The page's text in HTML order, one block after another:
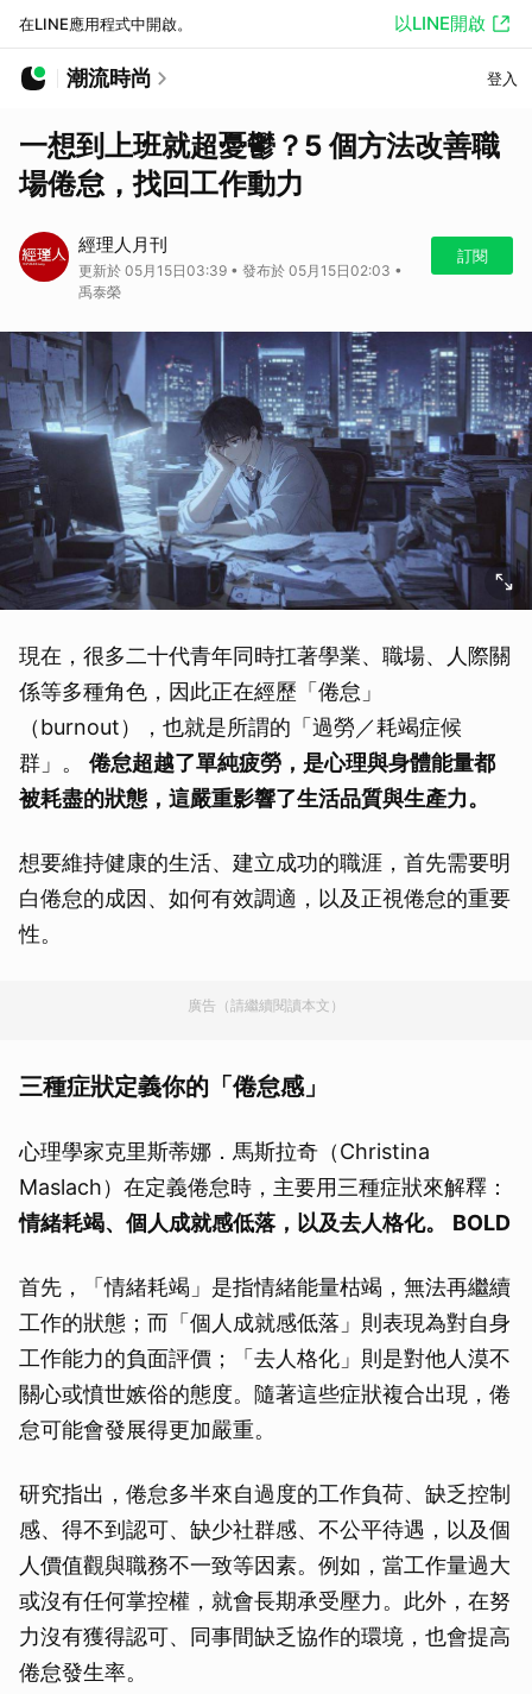
在LINE應用程式中開啟。 以LINE開啟
潮流時尚 登入
一想到上班就超憂鬱？5 個方法改善職
場倦怠，找回工作動力
經理人月刊
更新於 05月15日03:39 • 發布於 05月15日02:03 •
禹泰榮
訂閱
現在，很多二十代青年同時扛著學業、職場、人際關
係等多種角色，因此正在經歷「倦怠」
（burnout），也就是所謂的「過勞／耗竭症候
群」。 倦怠超越了單純疲勞，是心理與身體能量都
被耗盡的狀態，這嚴重影響了生活品質與生產力。
想要維持健康的生活、建立成功的職涯，首先需要明
白倦怠的成因、如何有效調適，以及正視倦怠的重要
性。
廣告（請繼續閱讀本文）
三種症狀定義你的「倦怠感」
心理學家克里斯蒂娜．馬斯拉奇（Christina
Maslach）在定義倦怠時，主要用三種症狀來解釋：
情緒耗竭、個人成就感低落，以及去人格化。
BOLD
首先，「情緒耗竭」是指情緒能量枯竭，無法再繼續
工作的狀態；而「個人成就感低落」則表現為對自身
工作能力的負面評價；「去人格化」則是對他人漠不
關心或憤世嫉俗的態度。隨著這些症狀複合出現，倦
怠可能會發展得更加嚴重。
研究指出，倦怠多半來自過度的工作負荷、缺乏控制
感、得不到認可、缺少社群感、不公平待遇，以及個
人價值觀與職務不一致等因素。例如，當工作量過大
或沒有任何掌控權，就會長期承受壓力。此外，在努
力沒有獲得認可、同事間缺乏協作的環境，也會提高
倦怠發生率。